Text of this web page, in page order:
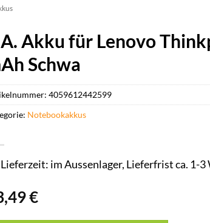
Akku für Lenovo
Schwa
€
Lieferzeit: im Aussenlager, Lieferfrist ca. 1-3
4059612442599
Notebookakkus